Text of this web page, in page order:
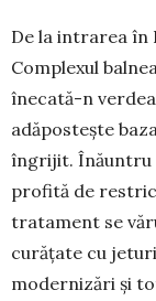
De la intrarea în
Com­ple­xul
înecată-n
adăpostește
îngri­jit. Înăuntru
profită de
tratament se
curățate cu
modernizări și